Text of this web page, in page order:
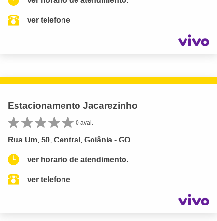
ver telefone
Estacionamento Jacarezinho
0 aval.
Rua Um, 50, Central, Goiânia - GO
ver horario de atendimento.
ver telefone